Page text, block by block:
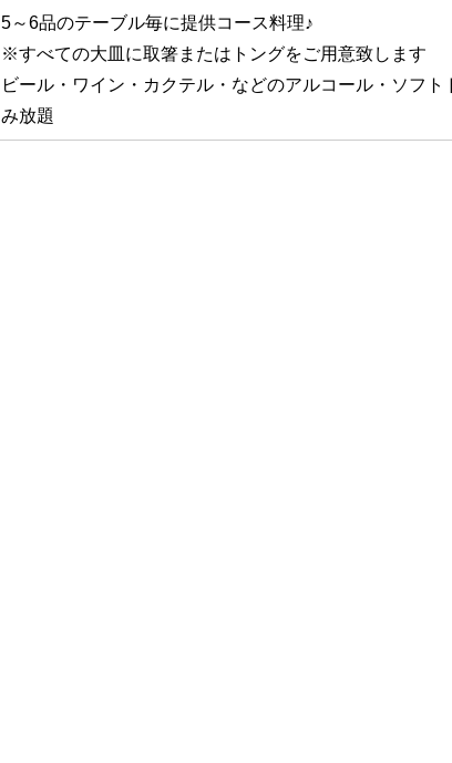
5～6品のテーブル毎に提供コース料理♪
※すべての大皿に取箸またはトングをご用意致します
ビール・ワイン・カクテル・などのアルコール・ソフト
み放題